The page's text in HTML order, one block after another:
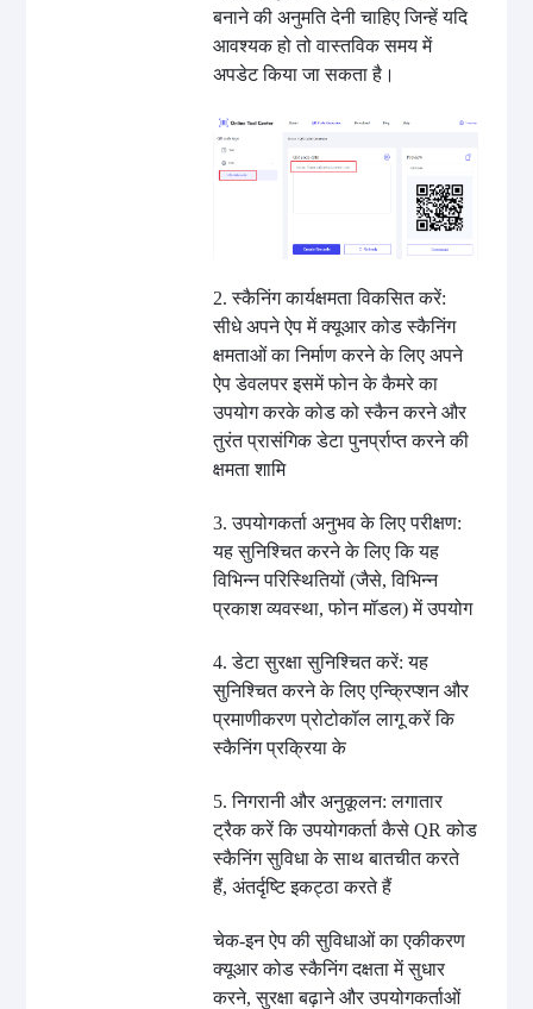
बनाने की अनुमति देनी चाहिए जिन्हें यदि
आवश्यक हो तो वास्तविक समय में
अपडेट किया जा सकता है।
2. स्कैनिंग कार्यक्षमता विकसित करें:
सीधे अपने ऐप में क्यूआर कोड स्कैनिंग
क्षमताओं का निर्माण करने के लिए अपने
ऐप डेवलपर इसमें फोन के कैमरे का
उपयोग करके कोड को स्कैन करने और
तुरंत प्रासंगिक डेटा पुनर्प्राप्त करने की
क्षमता शामि
3. उपयोगकर्ता अनुभव के लिए परीक्षण:
यह सुनिश्चित करने के लिए कि यह
विभिन्न परिस्थितियों (जैसे, विभिन्न
प्रकाश व्यवस्था, फोन मॉडल) में उपयोग
4. डेटा सुरक्षा सुनिश्चित करें: यह
सुनिश्चित करने के लिए एन्क्रिप्शन और
प्रमाणीकरण प्रोटोकॉल लागू करें कि
स्कैनिंग प्रक्रिया के
5. निगरानी और अनुकूलन: लगातार
ट्रैक करें कि उपयोगकर्ता कैसे QR कोड
स्कैनिंग सुविधा के साथ बातचीत करते
हैं, अंतर्दृष्टि इकट्ठा करते हैं
चेक-इन ऐप की सुविधाओं का एकीकरण
क्यूआर कोड स्कैनिंग दक्षता में सुधार
करने, सुरक्षा बढ़ाने और उपयोगकर्ताओं